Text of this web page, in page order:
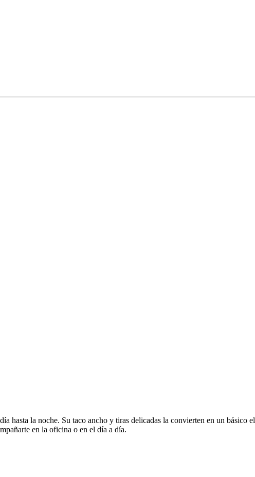
la noche. Su taco ancho y tiras delicadas la convierten en un básico
en la oficina o en el día a día.